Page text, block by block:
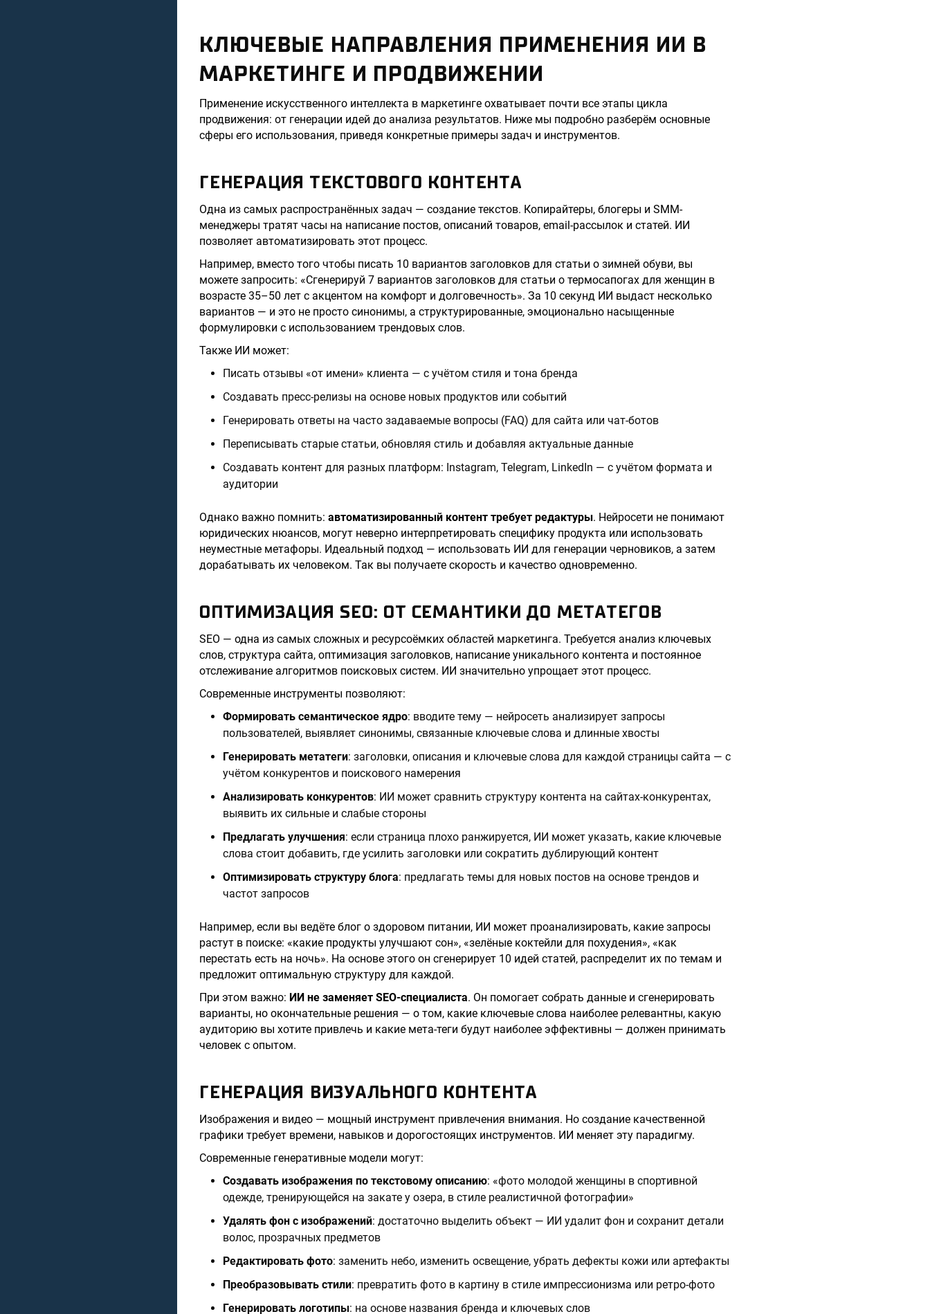
КЛЮЧЕВЫЕ НАПРАВЛЕНИЯ ПРИМЕНЕНИЯ ИИ В
МАРКЕТИНГЕ И ПРОДВИЖЕНИИ
Применение искусственного интеллекта в маркетинге охватывает почти все этапы цикла
продвижения: от генерации идей до анализа результатов. Ниже мы подробно разберём основные
сферы его использования, приведя конкретные примеры задач и инструментов.
ГЕНЕРАЦИЯ ТЕКСТОВОГО КОНТЕНТА
Одна из самых распространённых задач — создание текстов. Копирайтеры, блогеры и SMM-
менеджеры тратят часы на написание постов, описаний товаров, email-рассылок и статей. ИИ
позволяет автоматизировать этот процесс.
Например, вместо того чтобы писать 10 вариантов заголовков для статьи о зимней обуви, вы
можете запросить: «Сгенерируй 7 вариантов заголовков для статьи о термосапогах для женщин в
возрасте 35–50 лет с акцентом на комфорт и долговечность». За 10 секунд ИИ выдаст несколько
вариантов — и это не просто синонимы, а структурированные, эмоционально насыщенные
формулировки с использованием трендовых слов.
Также ИИ может:
Писать отзывы «от имени» клиента — с учётом стиля и тона бренда
Создавать пресс-релизы на основе новых продуктов или событий
Генерировать ответы на часто задаваемые вопросы (FAQ) для сайта или чат-ботов
Переписывать старые статьи, обновляя стиль и добавляя актуальные данные
Создавать контент для разных платформ: Instagram, Telegram, LinkedIn — с учётом формата и
аудитории
Однако важно помнить: автоматизированный контент требует редактуры. Нейросети не понимают
юридических нюансов, могут неверно интерпретировать специфику продукта или использовать
неуместные метафоры. Идеальный подход — использовать ИИ для генерации черновиков, а затем
дорабатывать их человеком. Так вы получаете скорость и качество одновременно.
ОПТИМИЗАЦИЯ SEO: ОТ СЕМАНТИКИ ДО МЕТАТЕГОВ
SEO — одна из самых сложных и ресурсоёмких областей маркетинга. Требуется анализ ключевых
слов, структура сайта, оптимизация заголовков, написание уникального контента и постоянное
отслеживание алгоритмов поисковых систем. ИИ значительно упрощает этот процесс.
Современные инструменты позволяют:
Формировать семантическое ядро: вводите тему — нейросеть анализирует запросы
пользователей, выявляет синонимы, связанные ключевые слова и длинные хвосты
Генерировать метатеги: заголовки, описания и ключевые слова для каждой страницы сайта — с
учётом конкурентов и поискового намерения
Анализировать конкурентов: ИИ может сравнить структуру контента на сайтах-конкурентах,
выявить их сильные и слабые стороны
Предлагать улучшения: если страница плохо ранжируется, ИИ может указать, какие ключевые
слова стоит добавить, где усилить заголовки или сократить дублирующий контент
Оптимизировать структуру блога: предлагать темы для новых постов на основе трендов и
частот запросов
Например, если вы ведёте блог о здоровом питании, ИИ может проанализировать, какие запросы
растут в поиске: «какие продукты улучшают сон», «зелёные коктейли для похудения», «как
перестать есть на ночь». На основе этого он сгенерирует 10 идей статей, распределит их по темам и
предложит оптимальную структуру для каждой.
При этом важно: ИИ не заменяет SEO-специалиста. Он помогает собрать данные и сгенерировать
варианты, но окончательные решения — о том, какие ключевые слова наиболее релевантны, какую
аудиторию вы хотите привлечь и какие мета-теги будут наиболее эффективны — должен принимать
человек с опытом.
ГЕНЕРАЦИЯ ВИЗУАЛЬНОГО КОНТЕНТА
Изображения и видео — мощный инструмент привлечения внимания. Но создание качественной
графики требует времени, навыков и дорогостоящих инструментов. ИИ меняет эту парадигму.
Современные генеративные модели могут:
Создавать изображения по текстовому описанию: «фото молодой женщины в спортивной
одежде, тренирующейся на закате у озера, в стиле реалистичной фотографии»
Удалять фон с изображений: достаточно выделить объект — ИИ удалит фон и сохранит детали
волос, прозрачных предметов
Редактировать фото: заменить небо, изменить освещение, убрать дефекты кожи или артефакты
Преобразовывать стили: превратить фото в картину в стиле импрессионизма или ретро-фото
Генерировать логотипы: на основе названия бренда и ключевых слов